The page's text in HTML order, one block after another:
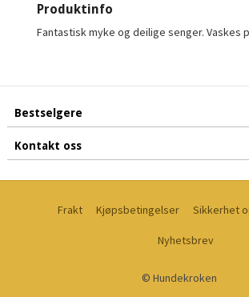
Produktinfo
Fantastisk myke og deilige senger. Vaskes
Bestselgere
Kontakt oss
Frakt Kjøpsbetingelser Sikkerhet
Nyhetsbrev
© Hundekroken